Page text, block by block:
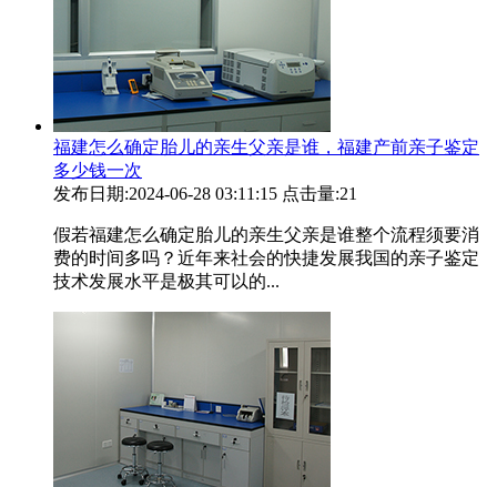
福建怎么确定胎儿的亲生父亲是谁，福建产前亲子鉴定
多少钱一次
发布日期:2024-06-28 03:11:15 点击量:21
假若福建怎么确定胎儿的亲生父亲是谁整个流程须要消
费的时间多吗？近年来社会的快捷发展我国的亲子鉴定
技术发展水平是极其可以的...